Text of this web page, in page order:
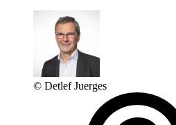
© Detlef Juerges